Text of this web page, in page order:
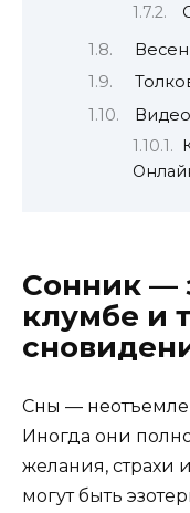
Сонник —
клумбе и
Сны —
Иногда они
желания, страхи
могут быть